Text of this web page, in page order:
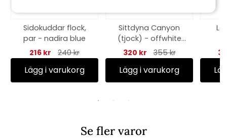
Sidokuddar flock,
par - nadira blue
216 kr
240 kr
Lägg i varukorg
Sittdyna Canyon
(tjock) - offwhite
struktur
320 kr 355 kr
Lägg i varukorg
Se fler varor